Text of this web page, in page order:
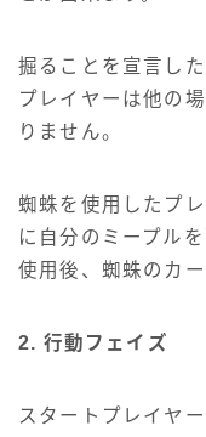
掘ることを宣言し
プレイヤーは他の
りません。
蜘蛛を使用したプ
に自分のミープルを
使用後、蜘蛛のカ
2. 行動フェイズ
スタートプレイヤ